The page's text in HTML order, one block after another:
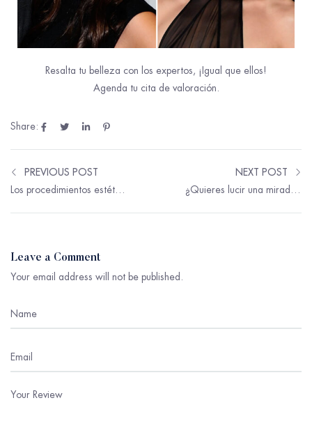
Resalta tu belleza con los expertos, ¡Igual que ellos!
Agenda tu cita de valoración.
Share:
PREVIOUS POST
Los procedimientos estéticos que más solicitan las mujeres de 40 años
NEXT POST
¿Quieres lucir una mirada menos cansada y más joven?
Leave a Comment
Your email address will not be published.